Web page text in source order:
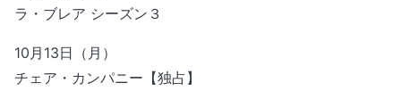
ラ・ブレア シーズン３
10月13日（月）
チェア・カンパニー【独占】